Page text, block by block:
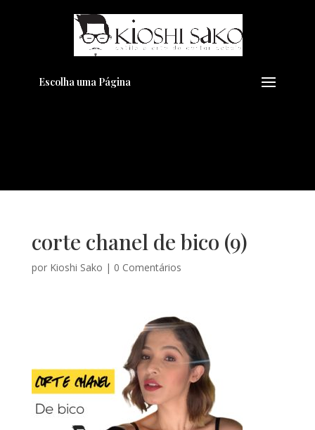
Escolha uma Página
corte chanel de bico (9)
por Kioshi Sako | 0 Comentários
Pensando em transformar seu
Visual??